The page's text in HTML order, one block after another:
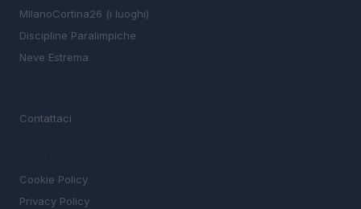
MIlanoCortina26 (i luoghi)
Discipline Paralimpiche
Neve Estrema
Contattaci
Cookie Policy
Privacy Policy